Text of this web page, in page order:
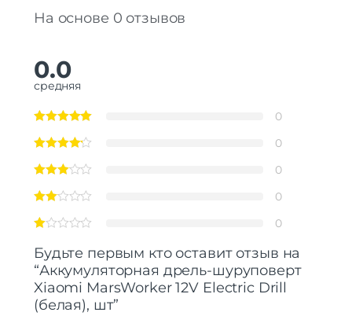
На основе 0 отзывов
0.0
средняя
0
0
0
0
0
Будьте первым кто оставит отзыв на
“Аккумуляторная дрель-шуруповерт
Xiaomi MarsWorker 12V Electric Drill
(белая), шт”